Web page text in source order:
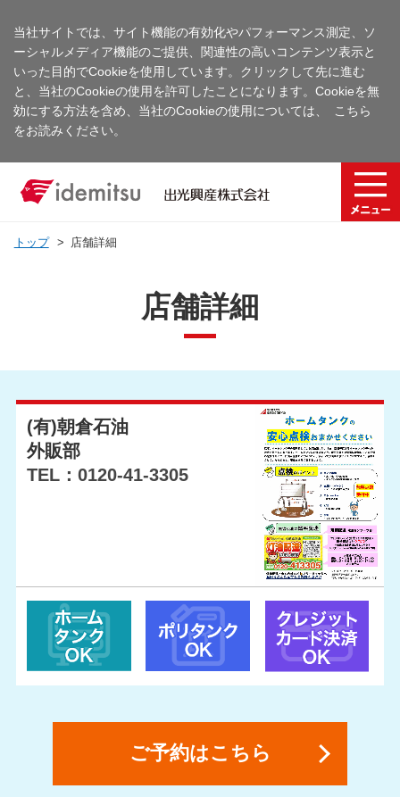
当社サイトでは、サイト機能の有効化やパフォーマンス測定、ソ
ーシャルメディア機能のご提供、関連性の高いコンテンツ表示と
いった目的でCookieを使用しています。クリックして先に進む
と、当社のCookieの使用を許可したことになります。Cookieを無
効にする方法を含め、当社のCookieの使用については、
こちら
をお読みください。
トップ 店舗詳細
店舗詳細
(有)朝倉石油
外販部
TEL：0120-41-3305
ご予約はこちら